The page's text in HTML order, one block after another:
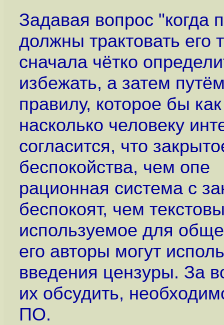
Задавая вопрос "когда
должны трактовать его
сначала чётко
избежать, а затем
правилу, которое бы
насколько человеку
согласится, что
беспокойства, чем опе
рационная система с
беспокоят, чем
используемое для
его авторы могут
введения цензуры. За
их обсудить,
ПО.